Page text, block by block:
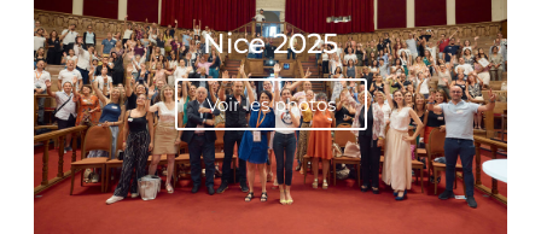
Nice 2025
Voir les photos